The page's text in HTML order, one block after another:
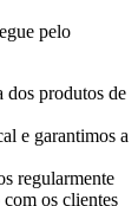
pelo
dos produtos de
e garantimos a
regularmente
os clientes